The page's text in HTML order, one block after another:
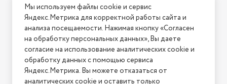
Ширина предмета
60
Высота предмета
Модель
DC90V3V6W
Высота, см
85
Условия возврата
Нашли ошибку на сайте? Напишите нам
2026 © Интернет-магазин "АстМаркет". У нас есть всё!
Мы используем файлы cookie и сервис
Яндекс.Метрика для корректной работы сайта и
анализа посещаемости. Нажимая кнопку «Согласен
на обработку персональных данных», Вы даете
согласие на использование аналитических cookie и
обработку данных с помощью сервиса
Яндекс.Метрика. Вы можете отказаться от
аналитических cookie и оставить только